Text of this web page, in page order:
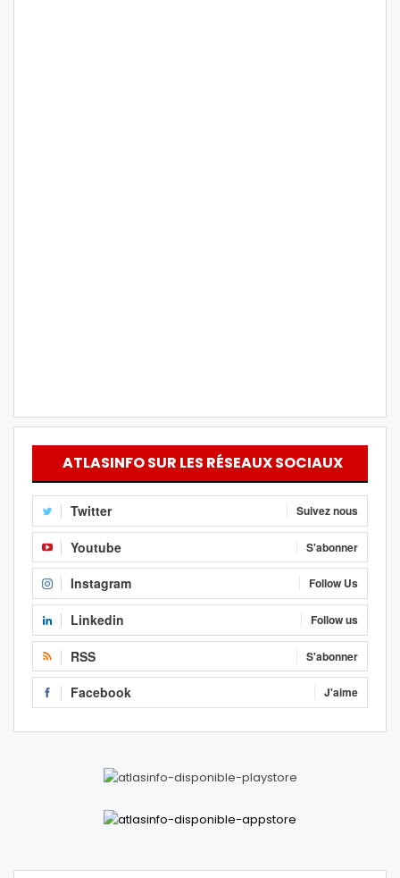
ATLASINFO SUR LES RÉSEAUX SOCIAUX
Twitter Suivez nous
Youtube S'abonner
Instagram Follow Us
Linkedin Follow us
RSS S'abonner
Facebook J'aime